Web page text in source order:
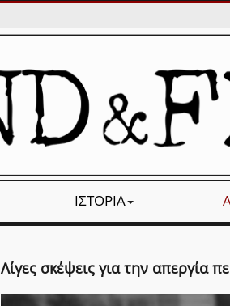
ΙΣΤΟΡΊΑ
Λίγες σκέψεις για την απεργία